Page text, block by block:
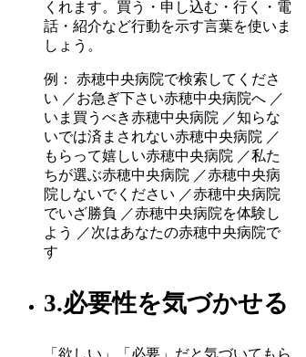
くれます。買う・申し込む・行く・電
話・紹介など行動を示す言葉を使いま
しょう。
例： 赤穂中央病院で検索してくださ
い ／お急ぎ下さい赤穂中央病院へ ／
いま買うべき赤穂中央病院 ／知らな
いでは済まされない赤穂中央病院 ／
もらって嬉しい赤穂中央病院 ／私た
ちが選ぶ赤穂中央病院 ／赤穂中央病
院しないでください ／赤穂中央病院
でいざ勝負 ／赤穂中央病院を体験し
よう ／次はあなたの赤穂中央病院で
す
3.必要性を気づかせる
「欲しい」「必要」だと気づいてもら